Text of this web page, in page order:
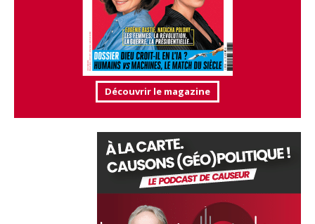
Découvrir le magazine